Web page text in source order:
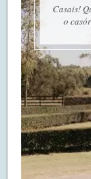
Casais!
o